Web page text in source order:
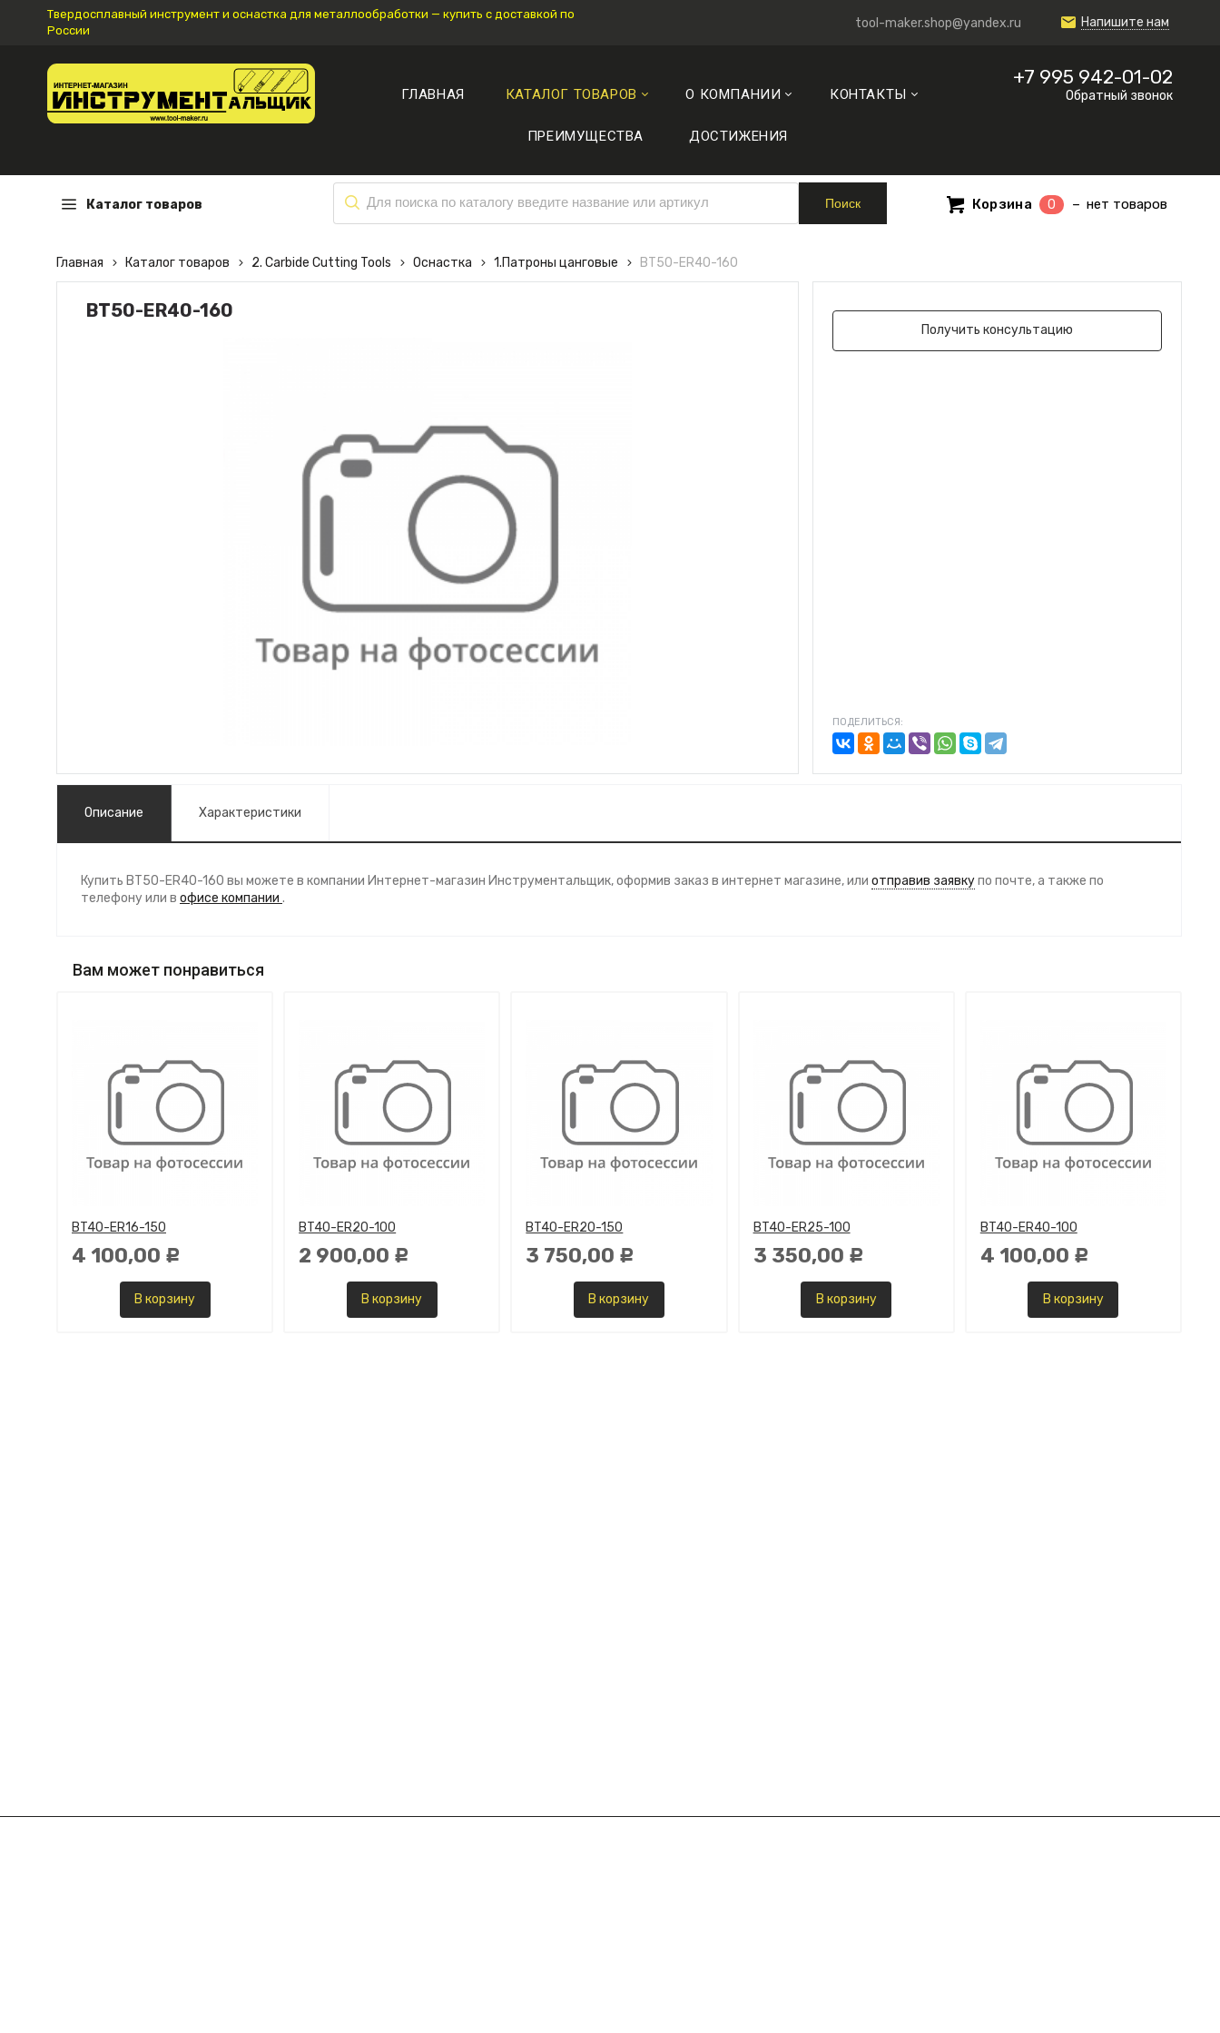
Твердосплавный инструмент и оснастка для металлообработки — купить с доставкой по
России
tool-maker.shop@yandex.ru Напишите нам
ГЛАВНАЯ КАТАЛОГ ТОВАРОВ О КОМПАНИИ КОНТАКТЫ
ПРЕИМУЩЕСТВА ДОСТИЖЕНИЯ
+7 995 942-01-02
Обратный звонок
Каталог товаров Корзина 0 нет товаров
Главная Каталог товаров 2. Carbide Cutting Tools Оснастка 1.Патроны цанговые BT50-ER40-160
BT50-ER40-160
Получить консультацию
ПОДЕЛИТЬСЯ:
Описание Характеристики
Купить BT50-ER40-160 вы можете в компании Интернет-магазин Инструментальщик, оформив заказ в интернет магазине, или отправив заявкупо почте, а также по
телефону или в офисе компании .
Вам может понравиться
BT40-ER16-150
4 100,00 Р
В корзину
BT40-ER20-100
2 900,00 Р
В корзину
BT40-ER20-150
3 750,00 Р
В корзину
BT40-ER25-100
3 350,00 Р
В корзину
BT40-ER40-100
4 100,00 Р
В корзину